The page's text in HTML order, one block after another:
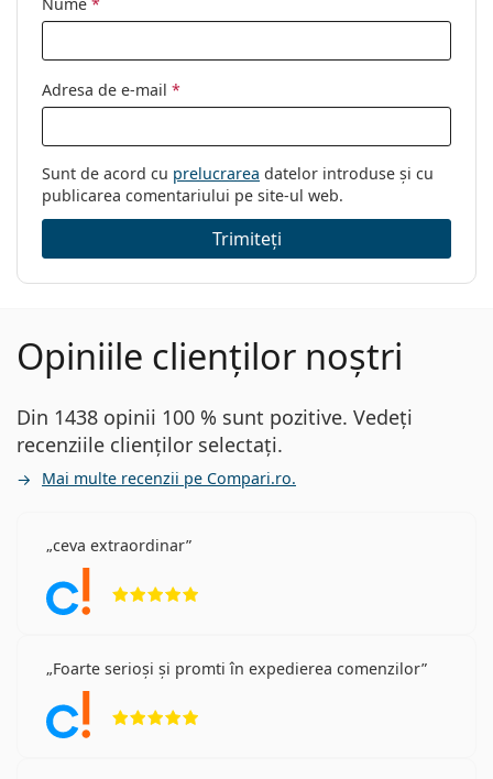
Adresa de e-mail *
Sunt de acord cu prelucrarea datelor introduse și cu
publicarea comentariului pe site-ul web.
Trimiteți
Opiniile clienților noștri
Din 1438 opinii 100 % sunt pozitive. Vedeți
recenziile clienților selectați.
Mai multe recenzii pe Compari.ro.
ceva extraordinar
Foarte serioși și promti în expedierea comenzilor